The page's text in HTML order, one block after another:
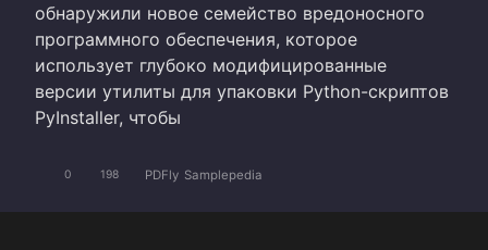
обнаружили новое семейство вредоносного
программного обеспечения, которое
использует глубоко модифицированные
версии утилиты для упаковки Python-скриптов
PyInstaller, чтобы
0 198 PDFly Samplepedia